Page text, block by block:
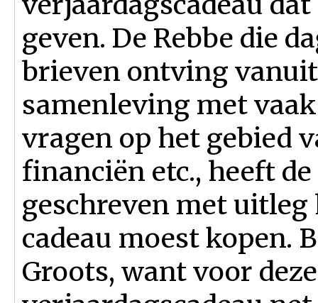
geven. De Rebbe die
brieven ontving
samenleving met
vragen op het gebied
financiën etc., heeft
geschreven met
cadeau moest kopen.
Groots, want voor